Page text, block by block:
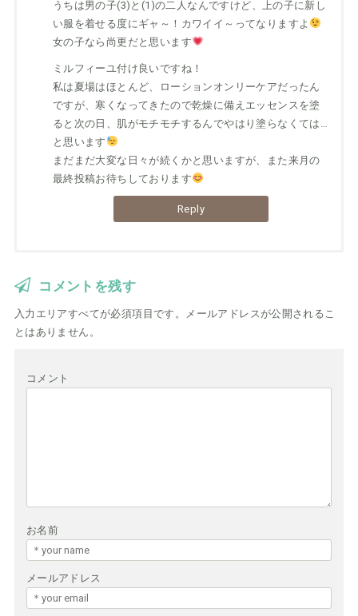
うちは男の子(3)と(1)の二人なんですけど、上の子に新し
い服を着せる度にギャ～！カワイイ～ってなりますよ
女の子なら尚更だと思います
ミルフィーユ付け良いですね！
私は夏場はほとんど、ローションオンリーケアだったん
ですが、寒くなってきたので乾燥に備えエッセンスを塗
ると次の日、肌がモチモチするんでやはり塗らなくては…
と思います
まだまだ大変な日々が続くかと思いますが、また来月の
最終投稿お待ちしております
Reply
コメントを残す
入力エリアすべてが必須項目です。メールアドレスが公開されるこ
とはありません。
コメント
お名前
メールアドレス